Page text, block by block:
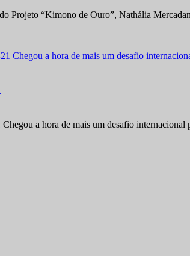
Projeto “Kimono de Ouro”, Nathália
a hora de mais um desafio